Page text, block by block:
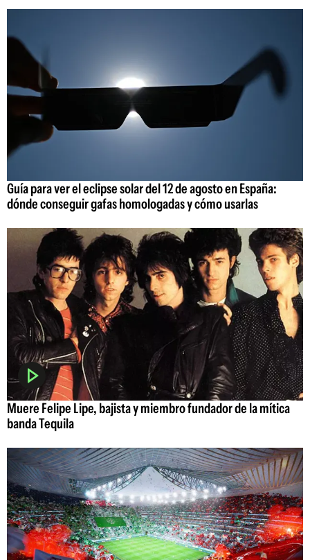
Guía para ver el eclipse solar del 12 de agosto en España:
dónde conseguir gafas homologadas y cómo usarlas
Muere Felipe Lipe, bajista y miembro fundador de la mítica
banda Tequila